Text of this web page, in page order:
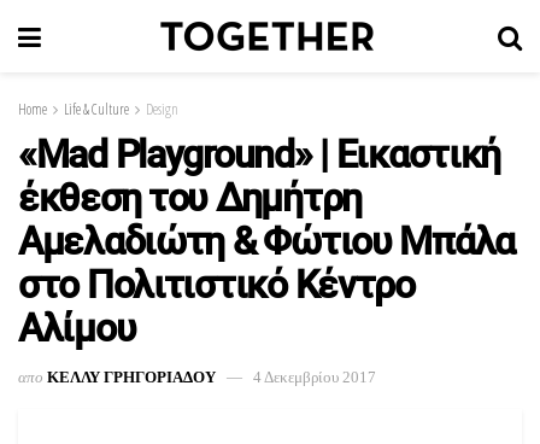
Home Life & Culture Design
«Mad Playground» | Εικαστική
έκθεση του Δημήτρη
Αμελαδιώτη & Φώτιου Μπάλα
στο Πολιτιστικό Κέντρο
Αλίμου
απο ΚΕΛΛΥ ΓΡΗΓΟΡΙΑΔΟΥ 4 Δεκεμβρίου 2017